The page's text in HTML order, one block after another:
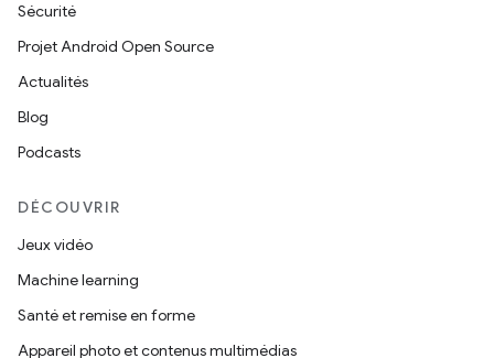
Sécurité
Projet Android Open Source
Actualités
Blog
Podcasts
DÉCOUVRIR
Jeux vidéo
Machine learning
Santé et remise en forme
Appareil photo et contenus multimédias